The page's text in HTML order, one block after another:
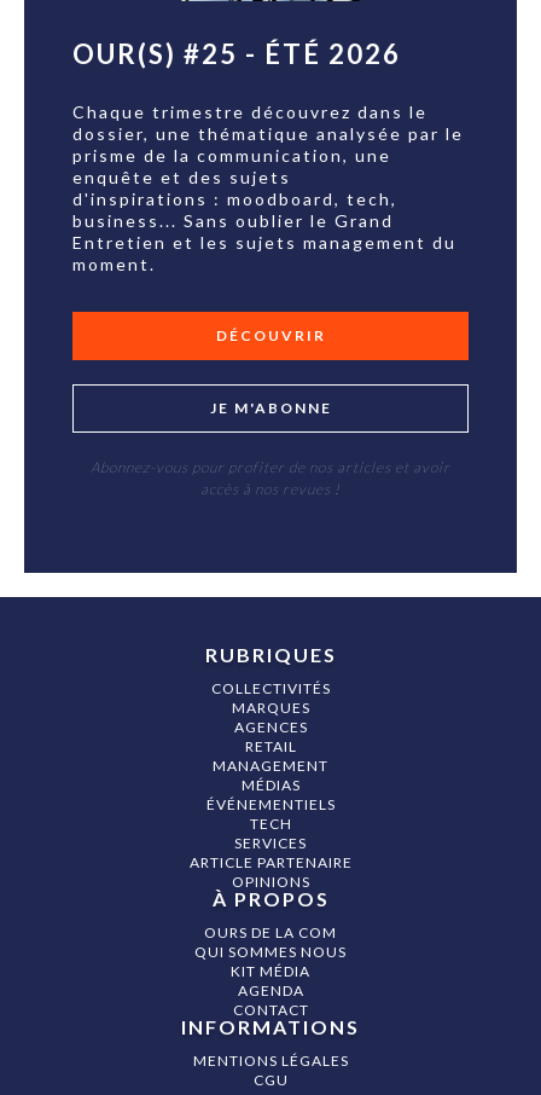
OUR(S) #25 - ÉTÉ 2026
Chaque trimestre découvrez dans le
dossier, une thématique analysée par le
prisme de la communication, une
enquête et des sujets
d'inspirations : moodboard, tech,
business... Sans oublier le Grand
Entretien et les sujets management du
moment.
DÉCOUVRIR
JE M'ABONNE
Abonnez-vous pour profiter de nos articles et avoir
accès à nos revues !
RUBRIQUES
COLLECTIVITÉS
MARQUES
AGENCES
RETAIL
MANAGEMENT
MÉDIAS
ÉVÉNEMENTIELS
TECH
SERVICES
ARTICLE PARTENAIRE
OPINIONS
À PROPOS
OURS DE LA COM
QUI SOMMES NOUS
KIT MÉDIA
AGENDA
CONTACT
INFORMATIONS
MENTIONS LÉGALES
CGU